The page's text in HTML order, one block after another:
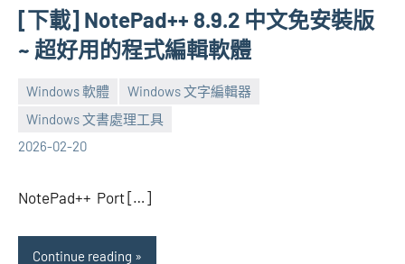
[下載] NotePad++ 8.9.2 中文免安裝版
~ 超好用的程式編輯軟體
Windows 軟體
Windows 文字編輯器
Windows 文書處理工具
2026-02-20
張
海
comments
NotePad++ Port […]
Continue reading